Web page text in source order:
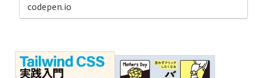
codepen.io